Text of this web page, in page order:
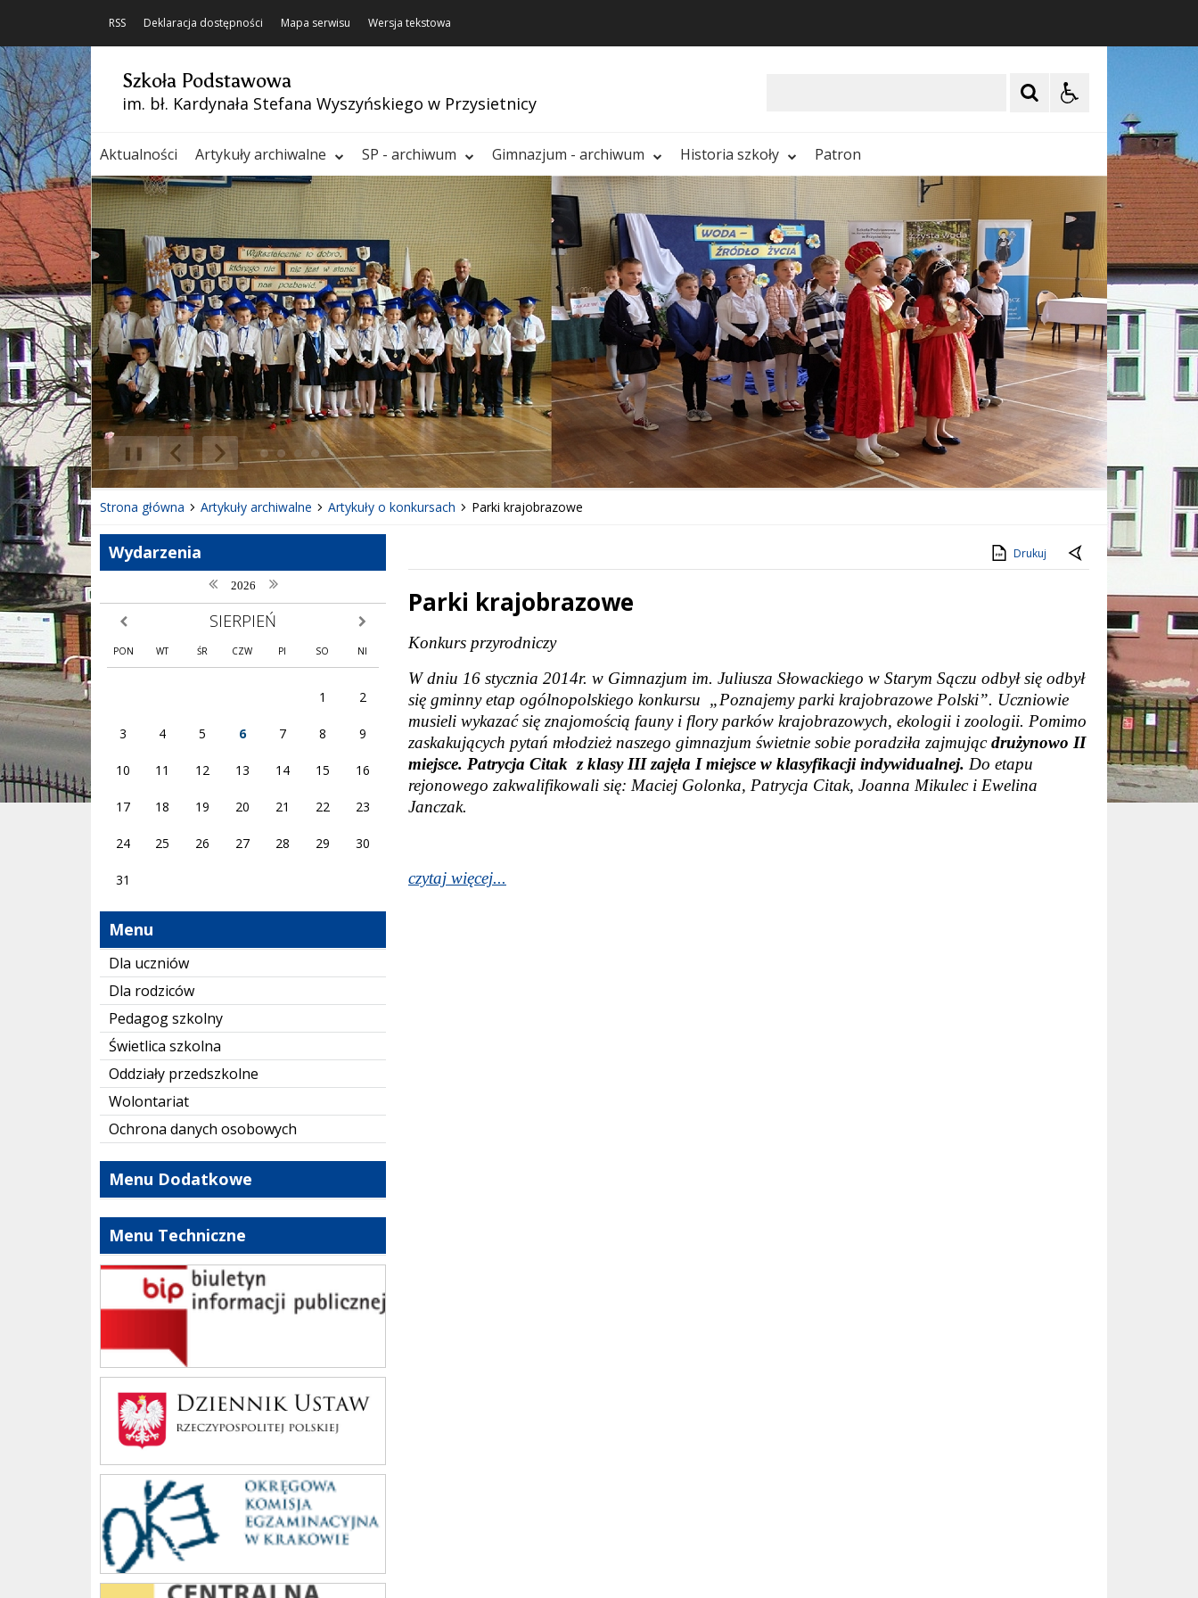
RSS Deklaracja dostępności Mapa serwisu Wersja tekstowa
Szkoła Podstawowa
im. bł. Kardynała Stefana Wyszyńskiego w Przysietnicy
Aktualności Artykuły archiwalne SP - archiwum Gimnazjum - archiwum Historia szkoły Patron
Poprzedni Element
Następny Element
❚❚
Strona główna Artykuły archiwalne Artykuły o konkursach Parki krajobrazowe
Wydarzenia
poprzedni rok
2026 następny rok
poprzedni miesiąc SIERPIEŃ następny miesiąc
PON WT ŚR CZW PI SO NI
1 2
3 4 5 6 7 8 9
10 11 12 13 14 15 16
17 18 19 20 21 22 23
24 25 26 27 28 29 30
31
Menu
Dla uczniów
Dla rodziców
Pedagog szkolny
Świetlica szkolna
Oddziały przedszkolne
Wolontariat
Ochrona danych osobowych
Menu Dodatkowe
Menu Techniczne
bip szkoły
Dziennik Polski
oke_krakow
cke
Drukuj
Parki krajobrazowe
Treść
Konkurs przyrodniczy
W dniu 16 stycznia 2014r. w Gimnazjum im. Juliusza Słowackiego w Starym Sączu odbył się odbył
się gminny etap ogólnopolskiego konkursu „Poznajemy parki krajobrazowe Polski”. Uczniowie
musieli wykazać się znajomością fauny i flory parków krajobrazowych, ekologii i zoologii. Pomimo
zaskakujących pytań młodzież naszego gimnazjum świetnie sobie poradziła zajmującdrużynowo II
miejsce. Patrycja Citak z klasy III zajęła I miejsce w klasyfikacji indywidualnej. Do etapu
rejonowego zakwalifikowali się: Maciej Golonka, Patrycja Citak, Joanna Mikulec i Ewelina
Janczak.
czytaj więcej...